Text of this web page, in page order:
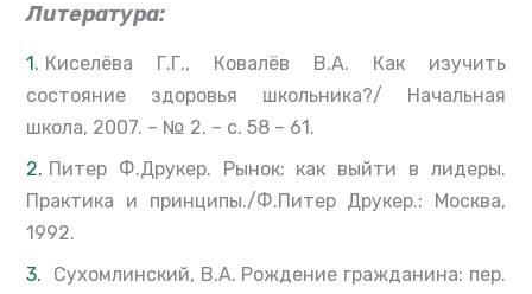
Литература:
Киселёва Г.Г., Ковалёв В.А. Как изучить
состояние здоровья школьника?/ Начальная
школа, 2007. – № 2. – с. 58 – 61.
Питер Ф.Друкер. Рынок: как выйти в лидеры.
Практика и принципы./Ф.Питер Друкер.:
Москва,
1992.
Сухомлинский, В.А. Рождение гражданина: пер.